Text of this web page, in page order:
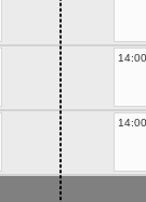
14:00
14:00